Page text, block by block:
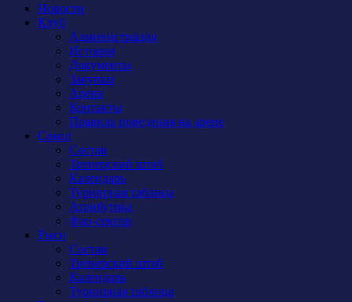
Новости
Клуб
Администрация
История
Документы
Закупки
Арена
Контакты
Правила поведения на арене
Сокол
Состав
Тренерский штаб
Календарь
Турнирная таблица
Атрибутика
Фан-сектор
Рыси
Состав
Тренерский штаб
Календарь
Турнирная таблица